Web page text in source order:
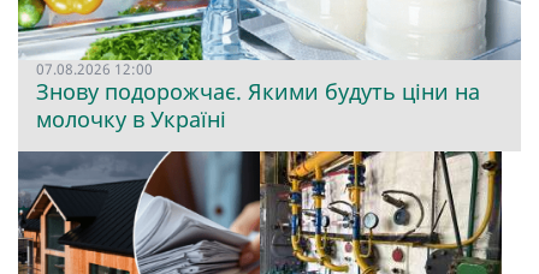
07.08.2026 12:00
Знову подорожчає. Якими будуть ціни на
молочку в Україні